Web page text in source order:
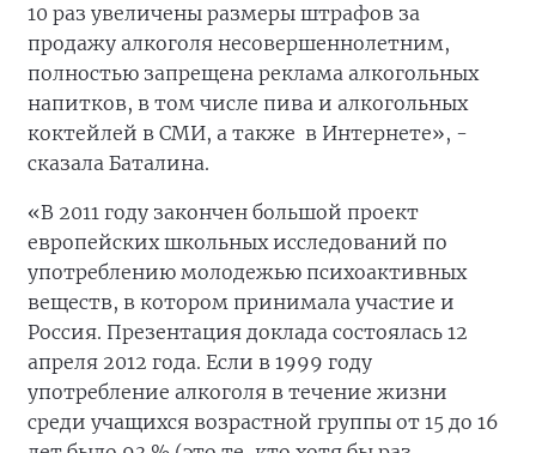
10 раз увеличены размеры штрафов за
продажу алкоголя несовершеннолетним,
полностью запрещена реклама алкогольных
напитков, в том числе пива и алкогольных
коктейлей в СМИ, а также в Интернете», -
сказала Баталина.
«В 2011 году закончен большой проект
европейских школьных исследований по
употреблению молодежью психоактивных
веществ, в котором принимала участие и
Россия. Презентация доклада состоялась 12
апреля 2012 года. Если в 1999 году
употребление алкоголя в течение жизни
среди учащихся возрастной группы от 15 до 16